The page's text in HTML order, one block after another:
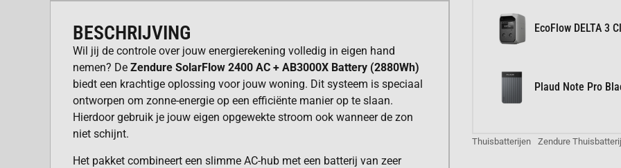
BESCHRIJVING
Wil jij de controle over jouw energierekening volledig in eigen hand
nemen? De Zendure SolarFlow 2400 AC + AB3000X Battery (2880Wh)
biedt een krachtige oplossing voor jouw woning. Dit systeem is speciaal
ontworpen om zonne-energie op een efficiënte manier op te slaan.
Hierdoor gebruik je jouw eigen opgewekte stroom ook wanneer de zon
niet schijnt.
Het pakket combineert een slimme AC-hub met een batterij van zeer
EcoFlow DELTA 3
Plaud Note Pro
Thuisbatterijen Zendure